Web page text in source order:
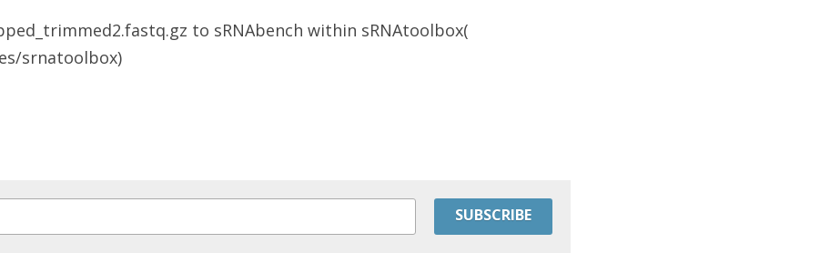
to sRNAbench within ​sRNAtoolbox(​
srnatoolbox​)
SUBSCRIBE